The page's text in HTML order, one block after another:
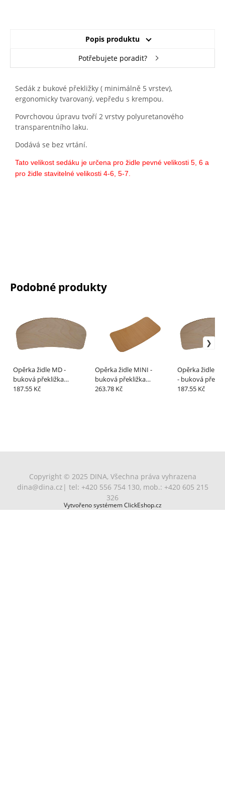
Popis produktu
Potřebujete poradit?
Sedák z bukové překližky ( minimálně 5 vrstev),
ergonomicky tvarovaný, vepředu s krempou.
Povrchovou úpravu tvoří 2 vrstvy polyuretanového
transparentního laku.
Dodává se bez vrtání.
Tato velikost sedáku je určena pro židle pevné velikosti 5, 6 a
pro židle stavitelné velikosti 4-6, 5-7.
Podobné produkty
Opěrka židle MD -
buková překližka
lakovaná
187.55 Kč
Opěrka židle MINI -
buková překližka
lakovaná
263.78 Kč
Opěrka židle
- buková
lakovaná
187.55 Kč
Copyright © 2025 DINA, Všechna práva vyhrazena
dina@dina.cz | tel: +420 556 754 130, mob.: +420 605 215
326
Vytvořeno systémem ClickEshop.cz